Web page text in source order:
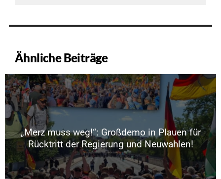
Ähnliche Beiträge
„Merz muss weg!“: Großdemo in Plauen für
Rücktritt der Regierung und Neuwahlen!